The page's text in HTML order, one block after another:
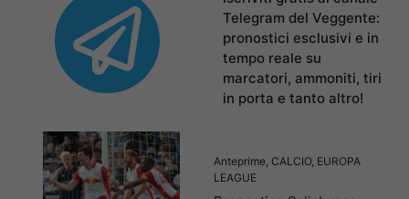
Telegram del Veggente:
pronostici esclusivi e in
tempo reale su
marcatori, ammoniti, tiri
in porta e tanto altro!
Anteprime CALCIO, EUROPA
LEAGUE